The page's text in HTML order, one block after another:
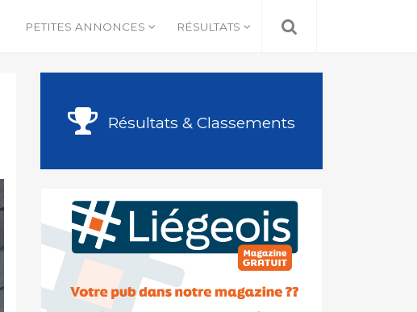
PETITES ANNONCES RÉSULTATS
Résultats & Classements